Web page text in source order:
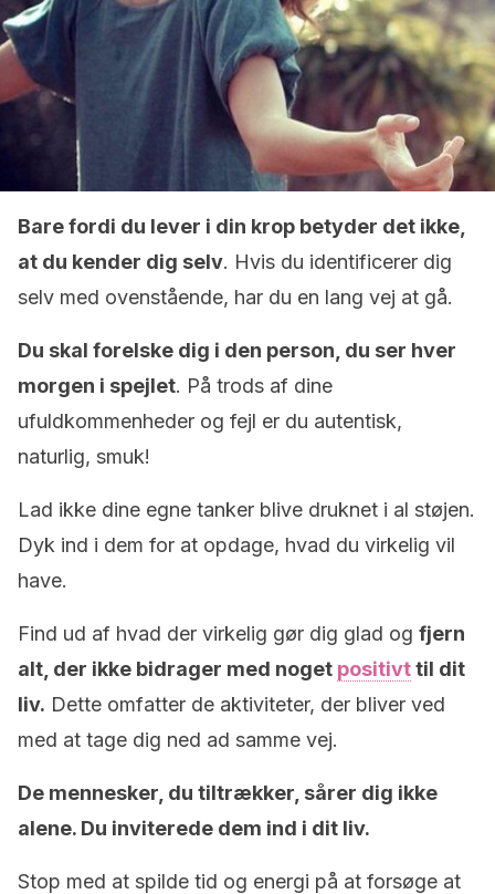
Bare fordi du lever i din krop betyder det ikke,
at du kender dig selv. Hvis du identificerer dig
selv med ovenstående, har du en lang vej at gå.
Du skal forelske dig i den person, du ser hver
morgen i spejlet. På trods af dine
ufuldkommenheder og fejl er du autentisk,
naturlig, smuk!
Lad ikke dine egne tanker blive druknet i al støjen.
Dyk ind i dem for at opdage, hvad du virkelig vil
have.
Find ud af hvad der virkelig gør dig glad og fjern
alt, der ikke bidrager med noget positivttil dit
liv. Dette omfatter de aktiviteter, der bliver ved
med at tage dig ned ad samme vej.
De mennesker, du tiltrækker, sårer dig ikke
alene. Du inviterede dem ind i dit liv.
Stop med at spilde tid og energi på at forsøge at